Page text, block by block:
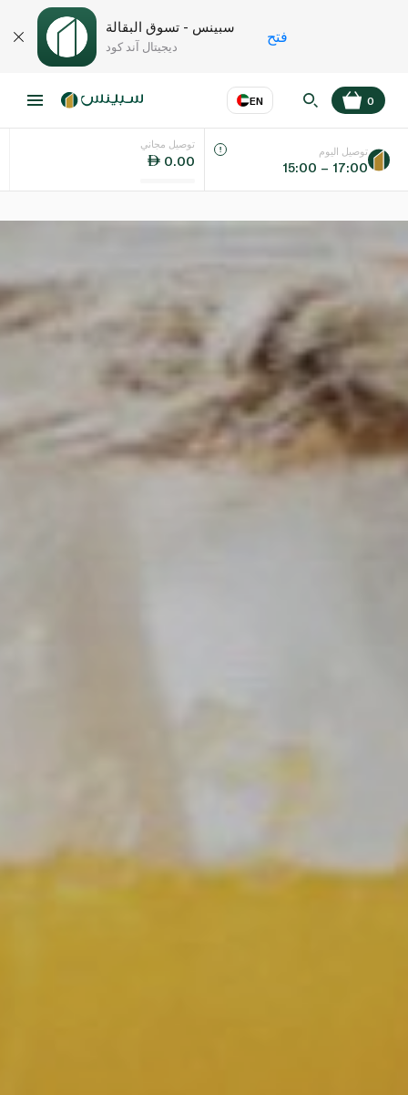
سبينس - تسوق البقالة
ديجيتال آند كود
فتح
EN
اللغة عر
UAE
0
توصيل مجاني
0.00
توصيل اليوم
15:00 – 17:00